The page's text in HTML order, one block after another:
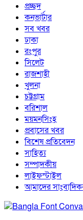
প্রচ্ছদ
কনভার্টার
সব খবর
ঢাকা
রংপুর
সিলেট
রাজশাহী
খুলনা
চট্টগ্রাম
বরিশাল
ময়মনসিংহ
প্রবাসের খবর
বিশেষ প্রতিবেদন
সাহিত্য
সম্পাদকীয়
লাইফস্টাইল
আমাদের